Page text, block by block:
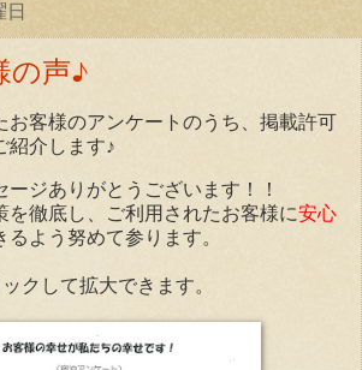
の声♪
お客様のアンケートのうち、掲載許可
紹介します♪
ジありがとうございます！！
を徹底し、ご利用されたお客様に安心
るよう努めて参ります。
クして拡大できます。